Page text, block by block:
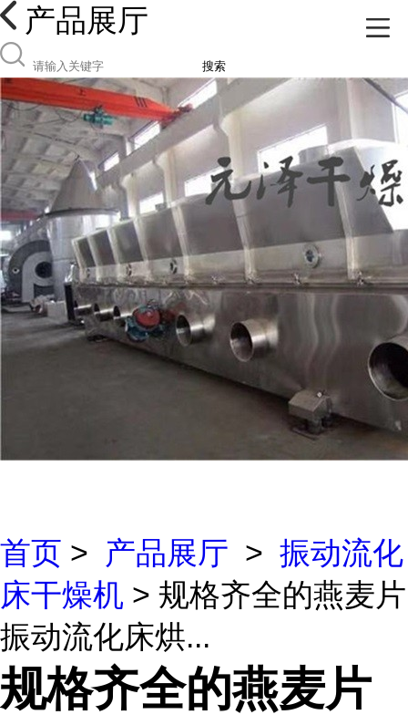
产品展厅
搜索
首页 > 产品展厅 > 振动流化
床干燥机 > 规格齐全的燕麦片
振动流化床烘...
规格齐全的燕麦片